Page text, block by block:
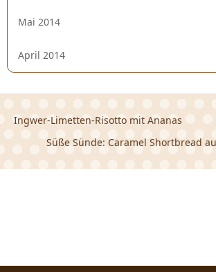
Mai 2014
April 2014
Ingwer-Limetten-Risotto mit Ananas
Süße Sünde: Caramel Shortbread